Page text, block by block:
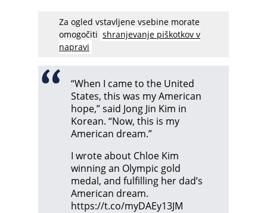
Za ogled vstavljene vsebine morate
omogočiti shranjevanje piškotkov v
napravi
“When I came to the United
States, this was my American
hope,” said Jong Jin Kim in
Korean. “Now, this is my
American dream.”
I wrote about Chloe Kim
winning an Olympic gold
medal, and fulfilling her dad’s
American dream.
https://t.co/myDAEy13JM